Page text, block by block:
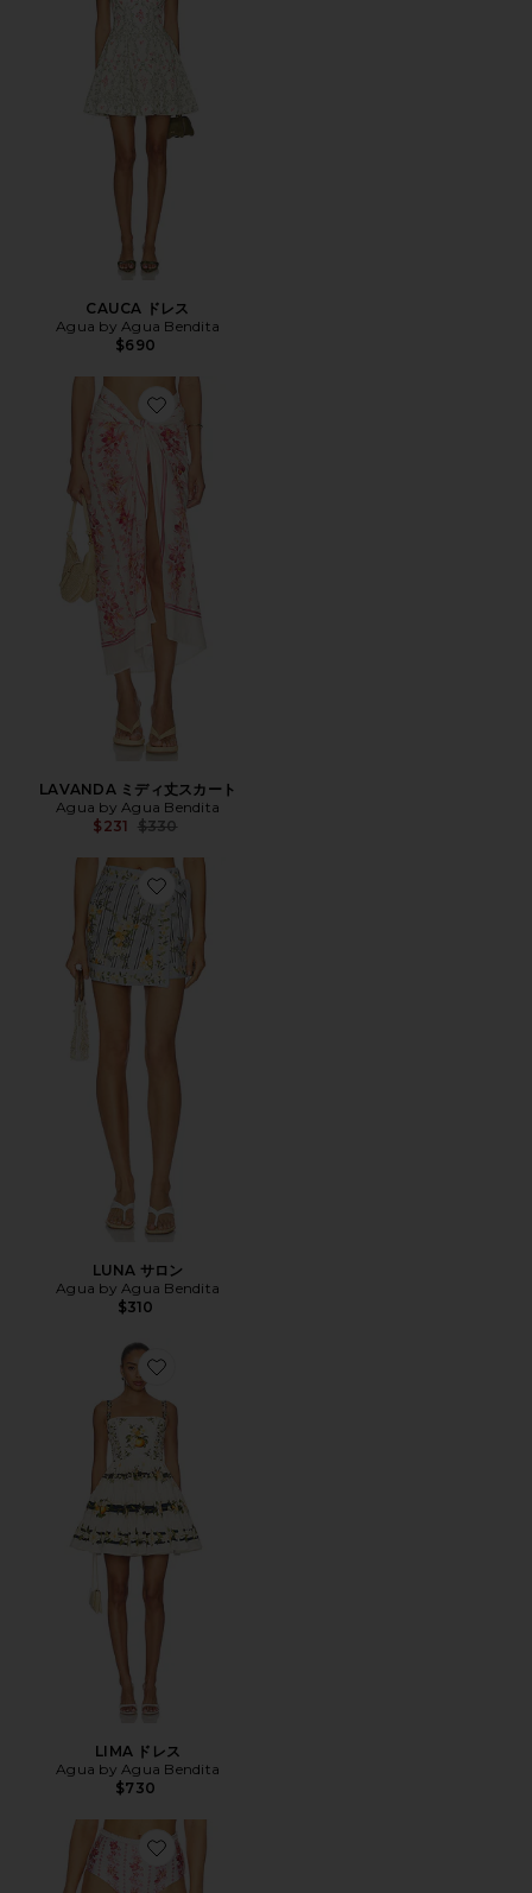
CAUCA ドレス
Agua by Agua Bendita
$690
Favorite LAVANDA ミディ丈スカート
LAVANDA ミディ丈スカート
Agua by Agua Bendita
$231 Previous price:
$330
Favorite LUNA サロン
LUNA サロン
Agua by Agua Bendita
$310
Favorite LIMA ドレス
LIMA ドレス
Agua by Agua Bendita
$730
Favorite NOPAL ビキニボトム